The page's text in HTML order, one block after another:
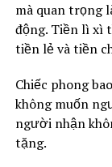
mà quan trọng
động. Tiền lì xì
tiền lẻ và tiền
Chiếc phong
không muốn
người nhận
tặng.